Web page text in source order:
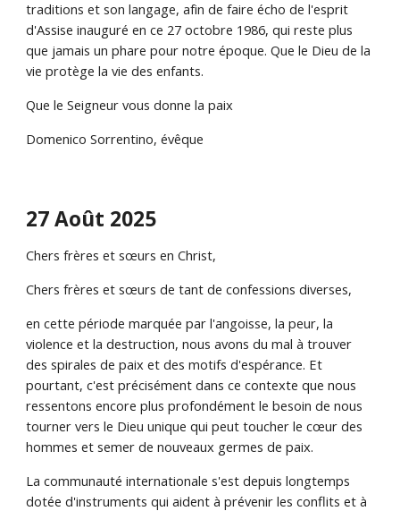
traditions et son langage, afin de faire écho de l'esprit
d'Assise inauguré en ce 27 octobre 1986, qui reste plus
que jamais un phare pour notre époque. Que le Dieu de la
vie protège la vie des enfants.
Que le Seigneur vous donne la paix
Domenico Sorrentino, évêque
27 Août 2025
Chers frères et sœurs en Christ,
Chers frères et sœurs de tant de confessions diverses,
en cette période marquée par l'angoisse, la peur, la
violence et la destruction, nous avons du mal à trouver
des spirales de paix et des motifs d'espérance. Et
pourtant, c'est précisément dans ce contexte que nous
ressentons encore plus profondément le besoin de nous
tourner vers le Dieu unique qui peut toucher le cœur des
hommes et semer de nouveaux germes de paix.
La communauté internationale s'est depuis longtemps
dotée d'instruments qui aident à prévenir les conflits et à